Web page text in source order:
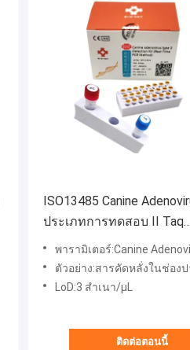
ISO13485 Canine
ประเภทการทดสอบ II Taq
Ploymerase Dog DNA ชุด
พารามิเตอร์:Canine Adenovirus
ตัวอย่าง:สารคัดหลั่งในช่องปากและจ
LoD:3 สำเนา/μL
ติดต่อตอนนี้